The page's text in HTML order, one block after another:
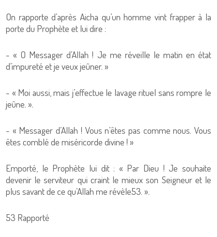
On rapporte d’après Aicha qu’un homme vint frapper à la
porte du Prophète et lui dire :
- « O Messager d’Allah ! Je me réveille le matin en état
d’impureté et je veux jeûner. »
- « Moi aussi, mais j’effectue le lavage rituel sans rompre le
jeûne. ».
- « Messager d’Allah ! Vous n’êtes pas comme nous. Vous
êtes comblé de miséricorde divine ! »
Emporté, le Prophète lui dit : « Par Dieu ! Je souhaite
devenir le serviteur qui craint le mieux son Seigneur et le
plus savant de ce qu’Allah me révèle53. ».
53 Rapporté